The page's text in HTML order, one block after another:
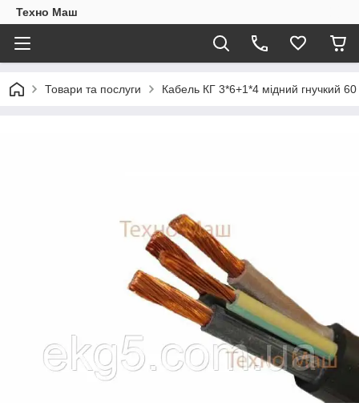
Техно Маш
Товари та послуги Кабель КГ 3*6+1*4 мідний гнучкий